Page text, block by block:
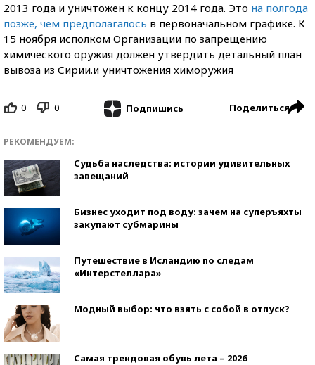
2013 года и уничтожен к концу 2014 года. Это на полгода
позже, чем предполагалось в первоначальном графике. К
15 ноября исполком Организации по запрещению
химического оружия должен утвердить детальный план
вывоза из Сирии.и уничтожения химоружия
0 0 Подпишись Поделиться
РЕКОМЕНДУЕМ:
Судьба наследства: истории удивительных
завещаний
Бизнес уходит под воду: зачем на суперъяхты
закупают субмарины
Путешествие в Исландию по следам
«Интерстеллара»
Модный выбор: что взять с собой в отпуск?
Самая трендовая обувь лета – 2026